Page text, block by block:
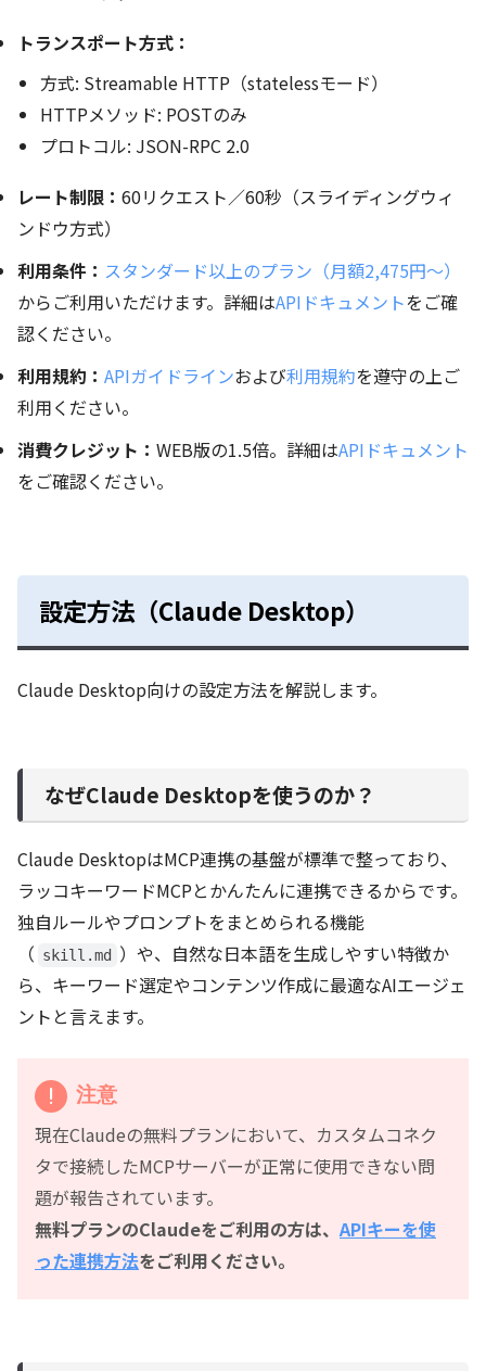
トランスポート方式：
方式: Streamable HTTP（statelessモード）
HTTPメソッド: POSTのみ
プロトコル: JSON-RPC 2.0
レート制限： 60リクエスト／60秒（スライディングウィ
ンドウ方式）
利用条件： スタンダード以上のプラン（月額2,475円～）
からご利用いただけます。詳細はAPIドキュメントをご確
認ください。
利用規約： APIガイドラインおよび利用規約を遵守の上ご
利用ください。
消費クレジット： WEB版の1.5倍。詳細はAPIドキュメント
をご確認ください。
設定方法（Claude Desktop）
Claude Desktop向けの設定方法を解説します。
なぜClaude Desktopを使うのか？
Claude DesktopはMCP連携の基盤が標準で整っており、
ラッコキーワードMCPとかんたんに連携できるからです。
独自ルールやプロンプトをまとめられる機能
（ skill.md
）や、自然な日本語を生成しやすい特徴か
ら、キーワード選定やコンテンツ作成に最適なAIエージェ
ントと言えます。
注意
現在Claudeの無料プランにおいて、カスタムコネク
タで接続したMCPサーバーが正常に使用できない問
題が報告されています。
無料プランのClaudeをご利用の方は、APIキーを使
った連携方法をご利用ください。